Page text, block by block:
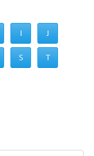
I J
S T